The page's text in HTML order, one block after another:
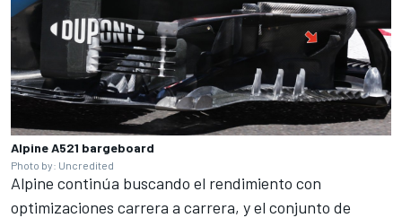
Alpine A521 bargeboard
Photo by: Uncredited
Alpine continúa buscando el rendimiento con
optimizaciones carrera a carrera, y el conjunto de